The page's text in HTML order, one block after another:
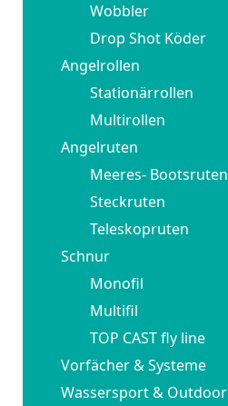
Wobbler
Drop Shot Köder
Angelrollen
Stationärrollen
Multirollen
Angelruten
Meeres- Bootsruten
Steckruten
Teleskopruten
Schnur
Monofil
Multifil
TOP CAST fly line
Vorfächer & Systeme
Wassersport & Outdoor